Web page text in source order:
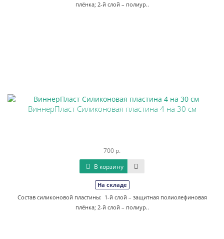
плёнка; 2-й слой – полиур..
ВиннерПласт Силиконовая пластина 4 на 30 см
700 р.
В корзину
На складе
Состав силиконовой пластины: 1-й слой – защитная полиолефиновая
плёнка; 2-й слой – полиур..